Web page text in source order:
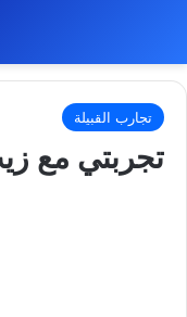
تجارب القبيلة
تجربتي مع